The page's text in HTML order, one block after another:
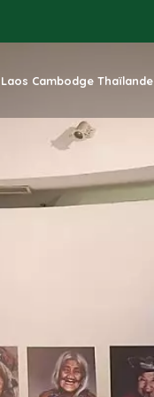
Cambodge Thaïlande